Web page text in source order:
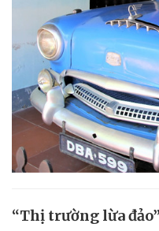
“Thị trường lừa